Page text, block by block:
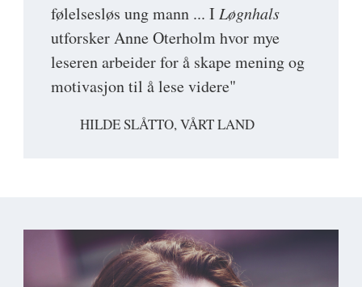
følelsesløs ung mann ... I Løgnhals
utforsker Anne Oterholm hvor mye
leseren arbeider for å skape mening og
motivasjon til å lese videre"
HILDE SLÅTTO, VÅRT LAND